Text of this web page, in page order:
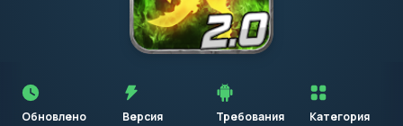
Обновлено
Версия
Требования
установкой
приложения
на
Категория